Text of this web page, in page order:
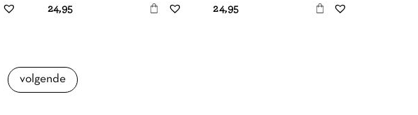
€ 24,95 € 24,95
volgendevolgende pagina